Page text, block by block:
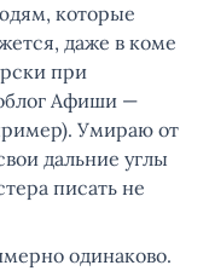
которые
даже в коме
при
Афиши —
Умираю от
дальние углы
писать не
одинаково.